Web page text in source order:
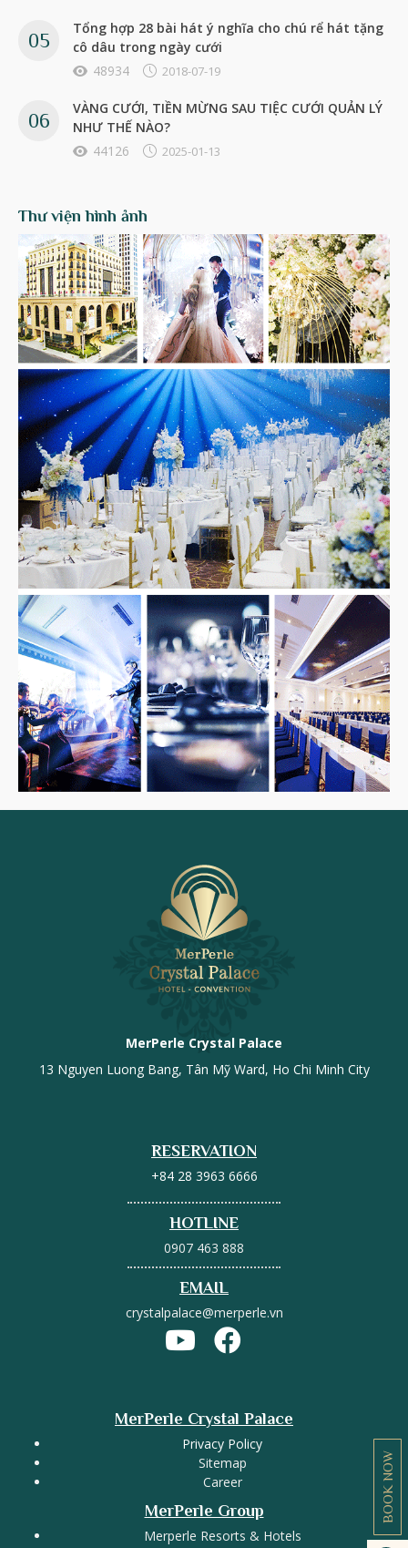
Tổng hợp 28 bài hát ý nghĩa cho chú rể hát tặng
cô dâu trong ngày cưới
48934
2018-07-19
VÀNG CƯỚI, TIỀN MỪNG SAU TIỆC CƯỚI QUẢN LÝ
NHƯ THẾ NÀO?
44126
2025-01-13
Thư viện hình ảnh
MerPerle Crystal Palace
13 Nguyen Luong Bang, Tân Mỹ Ward, Ho Chi Minh City
RESERVATION
+84 28 3963 6666
HOTLINE
0907 463 888
EMAIL
crystalpalace@merperle.vn
MerPerle Crystal Palace
Privacy Policy
Sitemap
Career
MerPerle Group
Merperle Resorts & Hotels
BOOK NOW